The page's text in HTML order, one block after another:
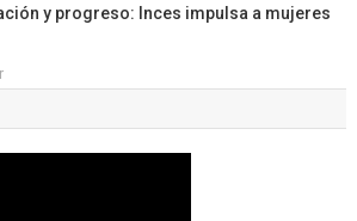
y progreso: Inces impulsa a mujeres